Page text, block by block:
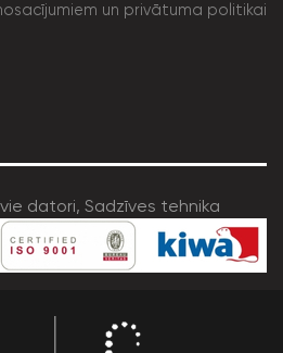
un privātuma politikai